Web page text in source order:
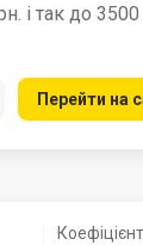
і так до
Перейти на
Коефіцієнт